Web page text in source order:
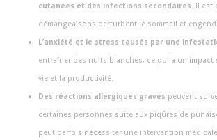
cutanées et des infections secondaires.Il est
démangeaisons perturbent le sommeil et
L’anxiété et le stress causés par une
entraîner des nuits blanches, ce qui a un impact
vie et la productivité.
Des réactions allergiques graves peuvent
certaines personnes suite aux piqûres de
peut parfois nécessiter une intervention